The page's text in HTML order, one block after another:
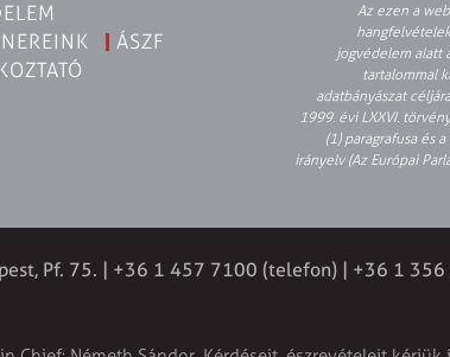
ÁSZF
Az ezen a
jogvédelem alatt
tartalommal
adatbányászat
1999. évi LXXVI.
(1) paragrafusa és
irányelv (Az Európai
Pf. 75. | +36 1 457 7100 (telefon) | +36 1 356